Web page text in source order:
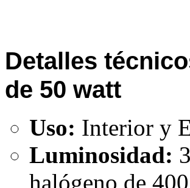
Detalles
de 50 watt
Uso: Interior y
Luminosidad:
halógeno de